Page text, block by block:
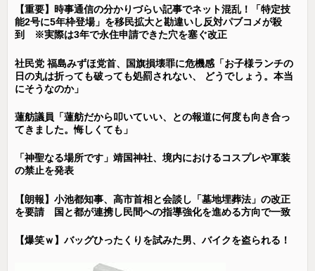
【重要】時事通信の分かりづらい記事でネット混乱！「特定技
能2号に5年枠登場」を移民拡大と勘違いし反対パブコメが殺
到 ※実際は3年で永住申請できた穴を塞ぐ改正
社民党 福島みずほ党首、国旗損壊罪に危機感「お子様ランチの
日の丸は折っても破っても処罰されない、 どうでしょう。本当
にそうなのか」
蓮舫議員「蓮舫だから叩いていい、との報道に何度も向き合っ
てきました。悔しくても」
「神聖なる場所です」靖国神社、境内におけるコスプレや軍装
の禁止を発表
【朗報】小池都知事、高市首相と会談し「墓地埋葬法」の改正
を要請 国と都が連携し民間への指導強化を進める方向で一致
【爆笑ｗ】バッグひったくりを試みた男、バイクを盗られる！